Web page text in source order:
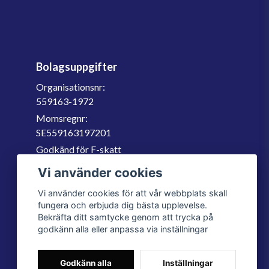
Bolagsuppgifter
Organisationsnr:
559163-1972
Momsregnr:
SE559163197201
Godkänd för F-skatt
060-566 800
Vi använder cookies
Vi använder cookies för att vår webbplats skall
fungera och erbjuda dig bästa upplevelse.
Bekräfta ditt samtycke genom att trycka på
godkänn alla eller anpassa via inställningar
Godkänn alla Inställningar